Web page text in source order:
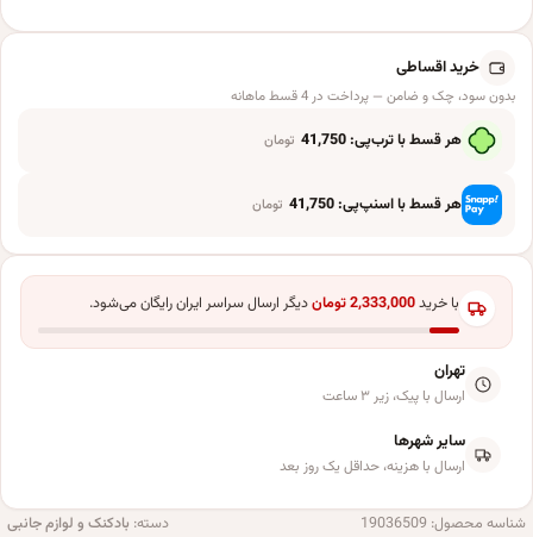
خرید اقساطی
بدون سود، چک و ضامن — پرداخت در 4 قسط ماهانه
هر قسط با ترب‌پی:41,750 تومان
هر قسط با اسنپ‌پی:41,750 تومان
با خرید2,333,000توماندیگر ارسال سراسر ایران رایگان می‌شود.
تهران
ارسال با پیک، زیر ۳ ساعت
سایر شهرها
ارسال با هزینه، حداقل یک روز بعد
شناسه محصول: 19036509 دسته: بادکنک و لوازم جانبی